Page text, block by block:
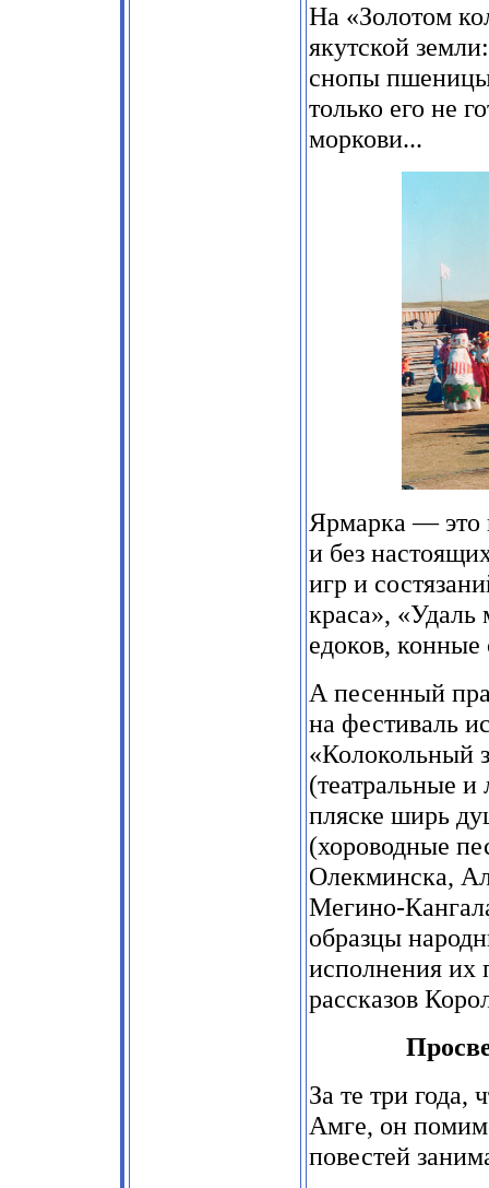
На «Золотом
якутской
снопы
только его не
моркови...
Ярмарка — это
и без
игр и
краса», «Удаль
едоков, конные
А песенный
на фестиваль
«Колокольный
(театральные
пляске ширь
(хороводные
Олекминска,
Мегино-
образцы
исполнения
рассказов
За те три
Амге, он
повестей